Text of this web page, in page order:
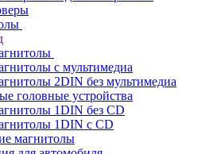
с мультимедиа
2DIN без мультимедиа
головные устройства
1DIN без CD
1DIN с CD
магнитолы